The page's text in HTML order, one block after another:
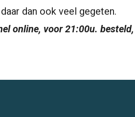
dan ook veel gegeten.
online, voor 21:00u.